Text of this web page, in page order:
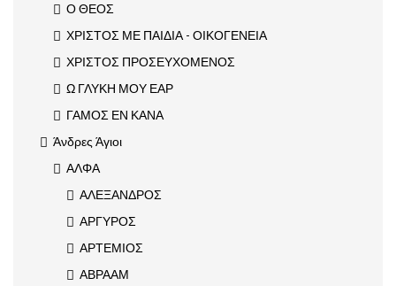
Ο ΘΕΟΣ
ΧΡΙΣΤΟΣ ΜΕ ΠΑΙΔΙΑ - ΟΙΚΟΓΕΝΕΙΑ
ΧΡΙΣΤΟΣ ΠΡΟΣΕΥΧΟΜΕΝΟΣ
Ω ΓΛΥΚΗ ΜΟΥ ΕΑΡ
ΓΑΜΟΣ ΕΝ ΚΑΝΑ
Άνδρες Άγιοι
ΑΛΦΑ
ΑΛΕΞΑΝΔΡΟΣ
ΑΡΓΥΡΟΣ
ΑΡΤΕΜΙΟΣ
ΑΒΡΑΑΜ